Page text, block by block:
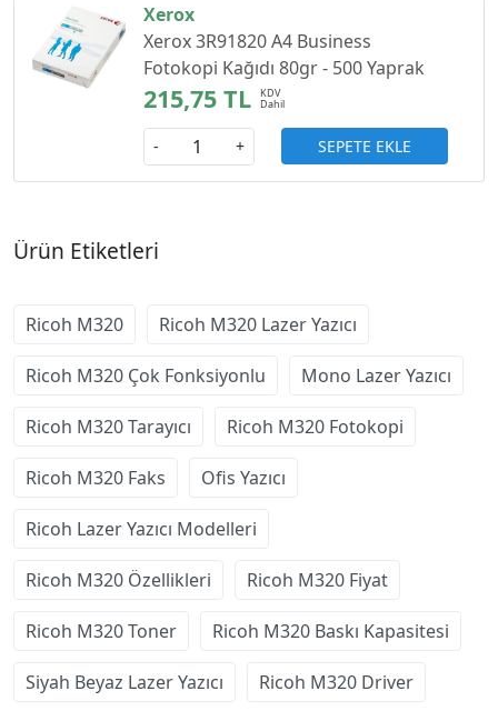
Xerox
Xerox 3R91820 A4 Business
Fotokopi Kağıdı 80gr - 500 Yaprak
215,75 TL
- + SEPETE EKLE
Ürün Etiketleri
Ricoh M320 Ricoh M320 Lazer Yazıcı
Ricoh M320 Çok Fonksiyonlu Mono Lazer Yazıcı
Ricoh M320 Tarayıcı Ricoh M320 Fotokopi
Ricoh M320 Faks Ofis Yazıcı
Ricoh Lazer Yazıcı Modelleri
Ricoh M320 Özellikleri Ricoh M320 Fiyat
Ricoh M320 Toner Ricoh M320 Baskı Kapasitesi
Siyah Beyaz Lazer Yazıcı Ricoh M320 Driver